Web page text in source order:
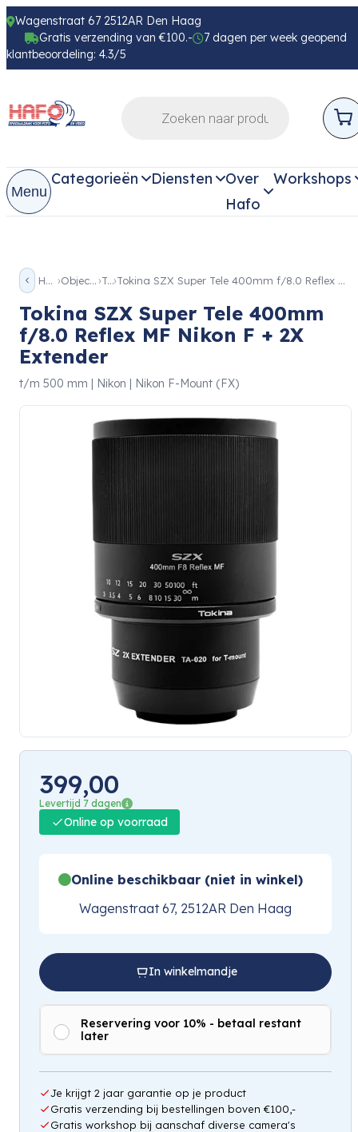
Wagenstraat 67 2512AR Den Haag
Gratis verzending van €100.-
7 dagen per week geopend
klantbeoordeling: 4.3/5
Menu
Categorieën Diensten
Over
Hafo
Workshops
Home Objectieven Tele Tokina SZX Super Tele 400mm f/8.0 Reflex MF Nikon F + 2X Extender
Tokina SZX Super Tele 400mm
f/8.0 Reflex MF Nikon F + 2X
Extender
t/m 500 mm | Nikon | Nikon F-Mount (FX)
399,00
Levertijd 7 dagen
Online op voorraad
Online beschikbaar (niet in winkel)
Wagenstraat 67, 2512AR Den Haag
In winkelmandje
Reservering voor 10% - betaal restant
later
Je krijgt 2 jaar garantie op je product
Gratis verzending bij bestellingen boven €100,-
Gratis workshop bij aanschaf diverse camera's